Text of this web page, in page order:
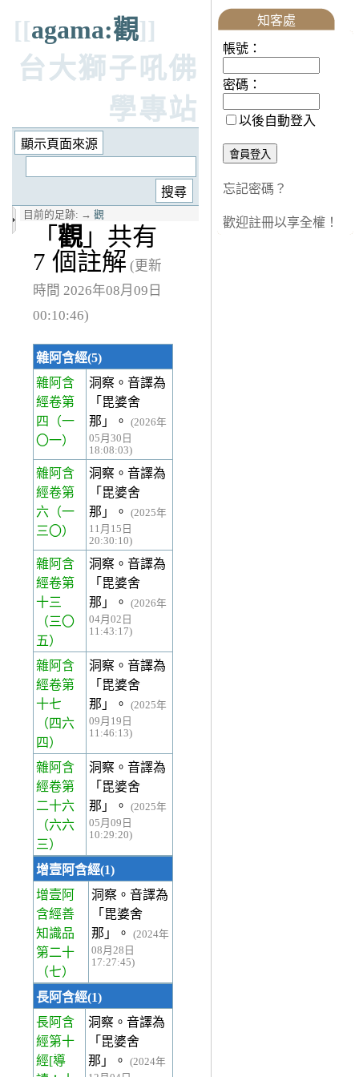
[[agama:觀]]
台大獅子吼佛
學專站
目前的足跡: → 觀
「 觀」共有
7 個註解 (更新
時間 2026年08月09日
00:10:46)
雜阿含經(5)
雜阿含
經卷第
四
（一
〇一）
洞察。音譯為
「毘婆舍
那」。
(2026年
05月30日
18:08:03)
雜阿含
經卷第
六 （一
三〇）
洞察。音譯為
「毘婆舍
那」。
(2025年
11月15日
20:30:10)
雜阿含
經卷第
十三
（三〇
五）
洞察。音譯為
「毘婆舍
那」。
(2026年
04月02日
11:43:17)
雜阿含
經卷第
十七
（四六
四）
洞察。音譯為
「毘婆舍
那」。
(2025年
09月19日
11:46:13)
雜阿含
經卷第
二十六
（六六
三）
洞察。音譯為
「毘婆舍
那」。
(2025年
05月09日
10:29:20)
增壹阿含經(1)
增壹阿
含經善
知識品
第二十
（七）
洞察。音譯為
「毘婆舍
那」。
(2024年
08月28日
17:27:45)
長阿含經(1)
長阿含
經第十
經[導
洞察。音譯為
「毘婆舍
那」。
(2024年
知客處
帳號：
密碼：
以後自動登入
忘記密碼？
歡迎註冊以享全權！